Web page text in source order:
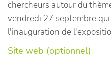
chercheurs autour du
vendredi 27 septembre
l'inauguration de
Site web (optionnel)